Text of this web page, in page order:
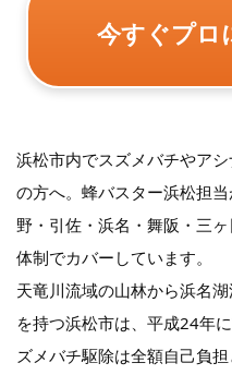
今すぐプロ
浜松市内でスズメバチやア
の方へ。蜂バスター浜松担
野・引佐・浜名・舞阪・三
体制でカバーしています。
天竜川流域の山林から浜名
を持つ浜松市は、平成24年
ズメバチ駆除は全額自己負